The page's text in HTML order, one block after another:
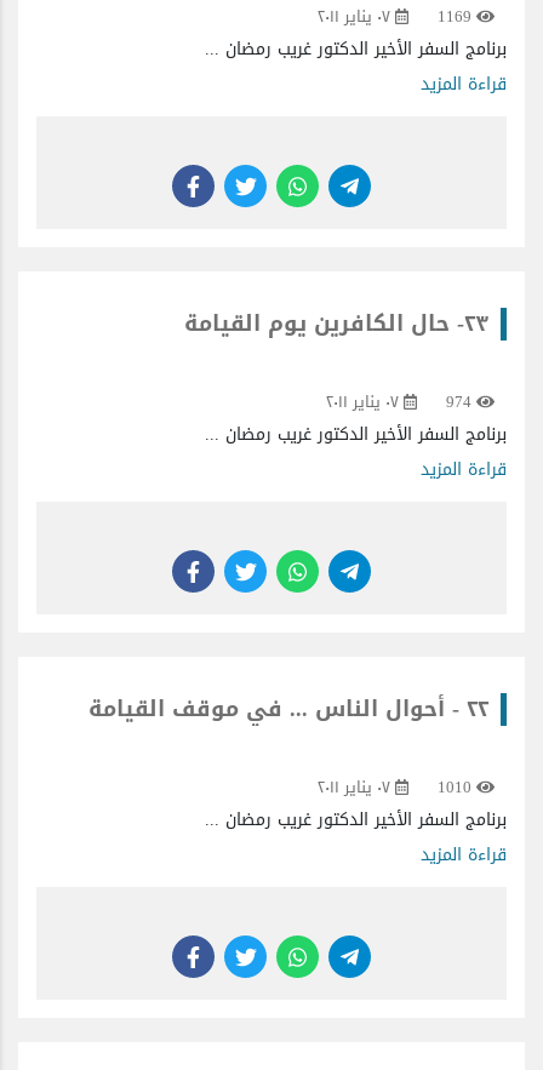
1169 ٠٧ يناير ٢٠١١
برنامج السفر الأخير الدكتور غريب رمضان ...
قراءة المزيد
٢٣- حال الكافرين يوم القيامة
974 ٠٧ يناير ٢٠١١
برنامج السفر الأخير الدكتور غريب رمضان ...
قراءة المزيد
٢٢ - أحوال الناس ... في موقف القيامة
1010 ٠٧ يناير ٢٠١١
برنامج السفر الأخير الدكتور غريب رمضان ...
قراءة المزيد